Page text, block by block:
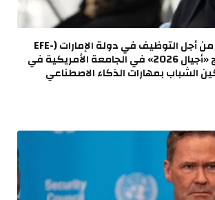
مؤسسة التعليم من أجل التوظيف في دولة الإمارات (EFE-
UAE) تطلق برنامج «أجيال 2026» في الجامعة الأمريكية في
الشباب بمهارات الذكاء الاصطناعي